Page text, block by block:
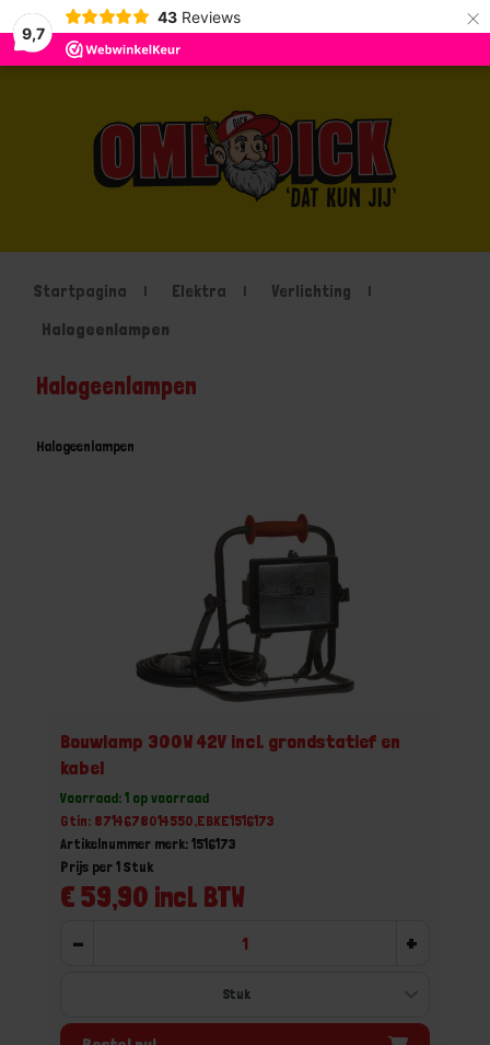
9,7
43 Reviews ×
Startpagina Elektra
Verlichting
Halogeenlampen
Halogeenlampen
Halogeenlampen
Bouwlamp 300W 42V incl. grondstatief en
kabel
Voorraad: 1 op voorraad
Gtin: 8714678014550,EBKE1516173
Artikelnummer merk: 1516173
€ 59,90 incl. BTW
Prijs per 1 Stuk
- +